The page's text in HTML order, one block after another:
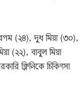
(২৪), দুধ মিয়া (৩০),
(২২), বাবুল মিয়া
ক্লিনিকে চিকিৎসা